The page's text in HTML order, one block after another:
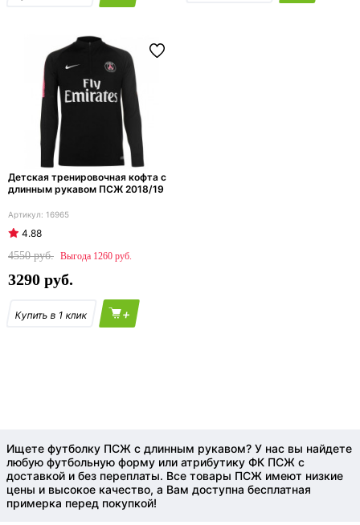
Детская тренировочная кофта с
длинным рукавом ПСЖ 2018/19
16965
4.88
4550
1260
3290
+
Ищете футболку ПСЖ с длинным рукавом? У нас вы найдете
любую футбольную форму или атрибутику ФК ПСЖ с
доставкой и без переплаты. Все товары ПСЖ имеют низкие
цены и высокое качество, а Вам доступна бесплатная
примерка перед покупкой!